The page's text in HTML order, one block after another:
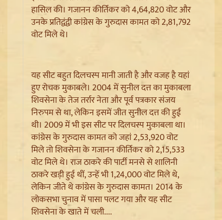
Pappu Yadav और Rahul Gandhi की बढ़ी मुश्किलें,
Parliament में संतों का वेश धरने पर Varanasi में FIR की मांग
Badrinath Temple Theft Case: मुख्य आरोपी प्रमोद
नौटियाल को जेल ले जाया गया, अब सह-आरोपी की Assets की
होगी जांच
हासिल की। गजानन कीर्तिकर को 4,64,820 वोट और
उनके प्रतिद्वंद्वी कांग्रेस के गुरुदास कामत को 2,81,792
वोट मिले थे।
यह सीट बहुत दिलचस्प मानी जाती है और वजह है यहां
हुए रोचक मुकाबले। 2004 में सुनील दत्त का मुकाबला
शिवसेना के तेज तर्रार नेता और पूर्व पत्रकार संजय
निरुपम से था, लेकिन इसमें जीत सुनील दत्त की हुई
थी। 2009 में भी इस सीट पर दिलचस्प मुकाबला था।
कांग्रेस के गुरुदास कामत को जहां 2,53,920 वोट
मिले तो शिवसेना के गजानन कीर्तिकर को 2,15,533
वोट मिले थे। राज ठाकरे की पार्टी मनसे से शालिनी
ठाकरे खड़ी हुई थीं, उन्हें भी 1,24,000 वोट मिले थे,
लेकिन जीते थे कांग्रेस के गुरुदास कामत। 2014 के
लोकसभा चुनाव में पासा पलट गया और यह सीट
शिवसेना के खाते में चली....